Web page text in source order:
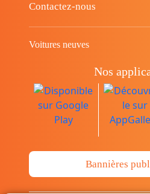
Contactez-nous
Voitures neuves
Nos
Bannières